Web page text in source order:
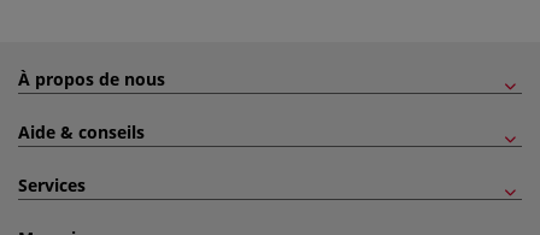
À propos de nous
Aide & conseils
Services